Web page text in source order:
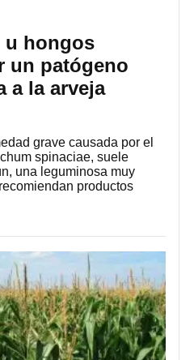
u hongos
un patógeno
a la arveja
grave causada por el
spinaciae, suele
una leguminosa muy
productos